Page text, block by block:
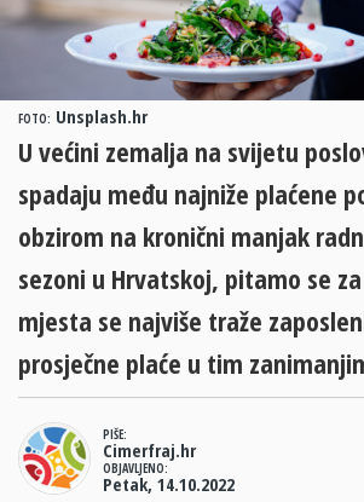
U većini zemalja na svijetu
spadaju među najniže plaćene
obzirom na kronični manjak
sezoni u Hrvatskoj, pitamo se
mjesta se najviše traže
prosječne plaće u tim
PIŠE:
Cimerfraj.hr
OBJAVLJENO:
Petak, 14.10.2022
FOTO: Unsplash.hr